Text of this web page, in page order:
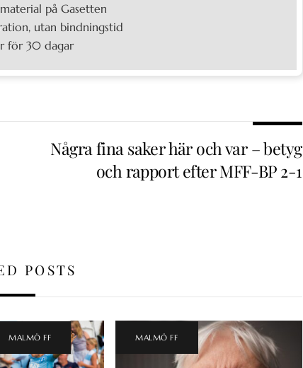
på Gasetten
utan bindningstid
för 30 dagar
Några fina saker här och var – betyg
och rapport efter MFF-BP 2-1
POSTS
MALMÖ FF MALMÖ FF